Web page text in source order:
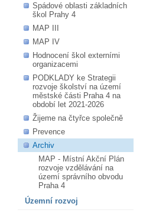
Spádové oblasti základních
škol Prahy 4
MAP III
MAP IV
Hodnocení škol externími
organizacemi
PODKLADY ke Strategii
rozvoje školství na území
městské části Praha 4 na
období let 2021-2026
Žijeme na čtyřce společně
Prevence
Archiv
MAP - Místní Akční Plán
rozvoje vzdělávání na
území správního obvodu
Praha 4
Územní rozvoj